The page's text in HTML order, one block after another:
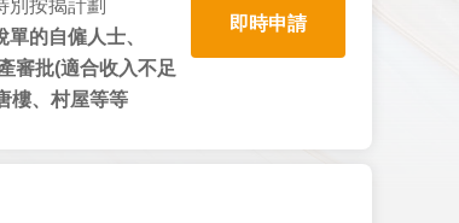
別按揭計劃
的自僱人士、
審批(適合收入不足
樓、村屋等等
即時申請